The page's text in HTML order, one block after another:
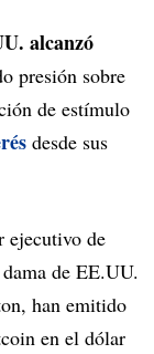
alcanzó
presión sobre
de estímulo
desde sus
ejecutivo de
de EE.UU.
han emitido
en el dólar